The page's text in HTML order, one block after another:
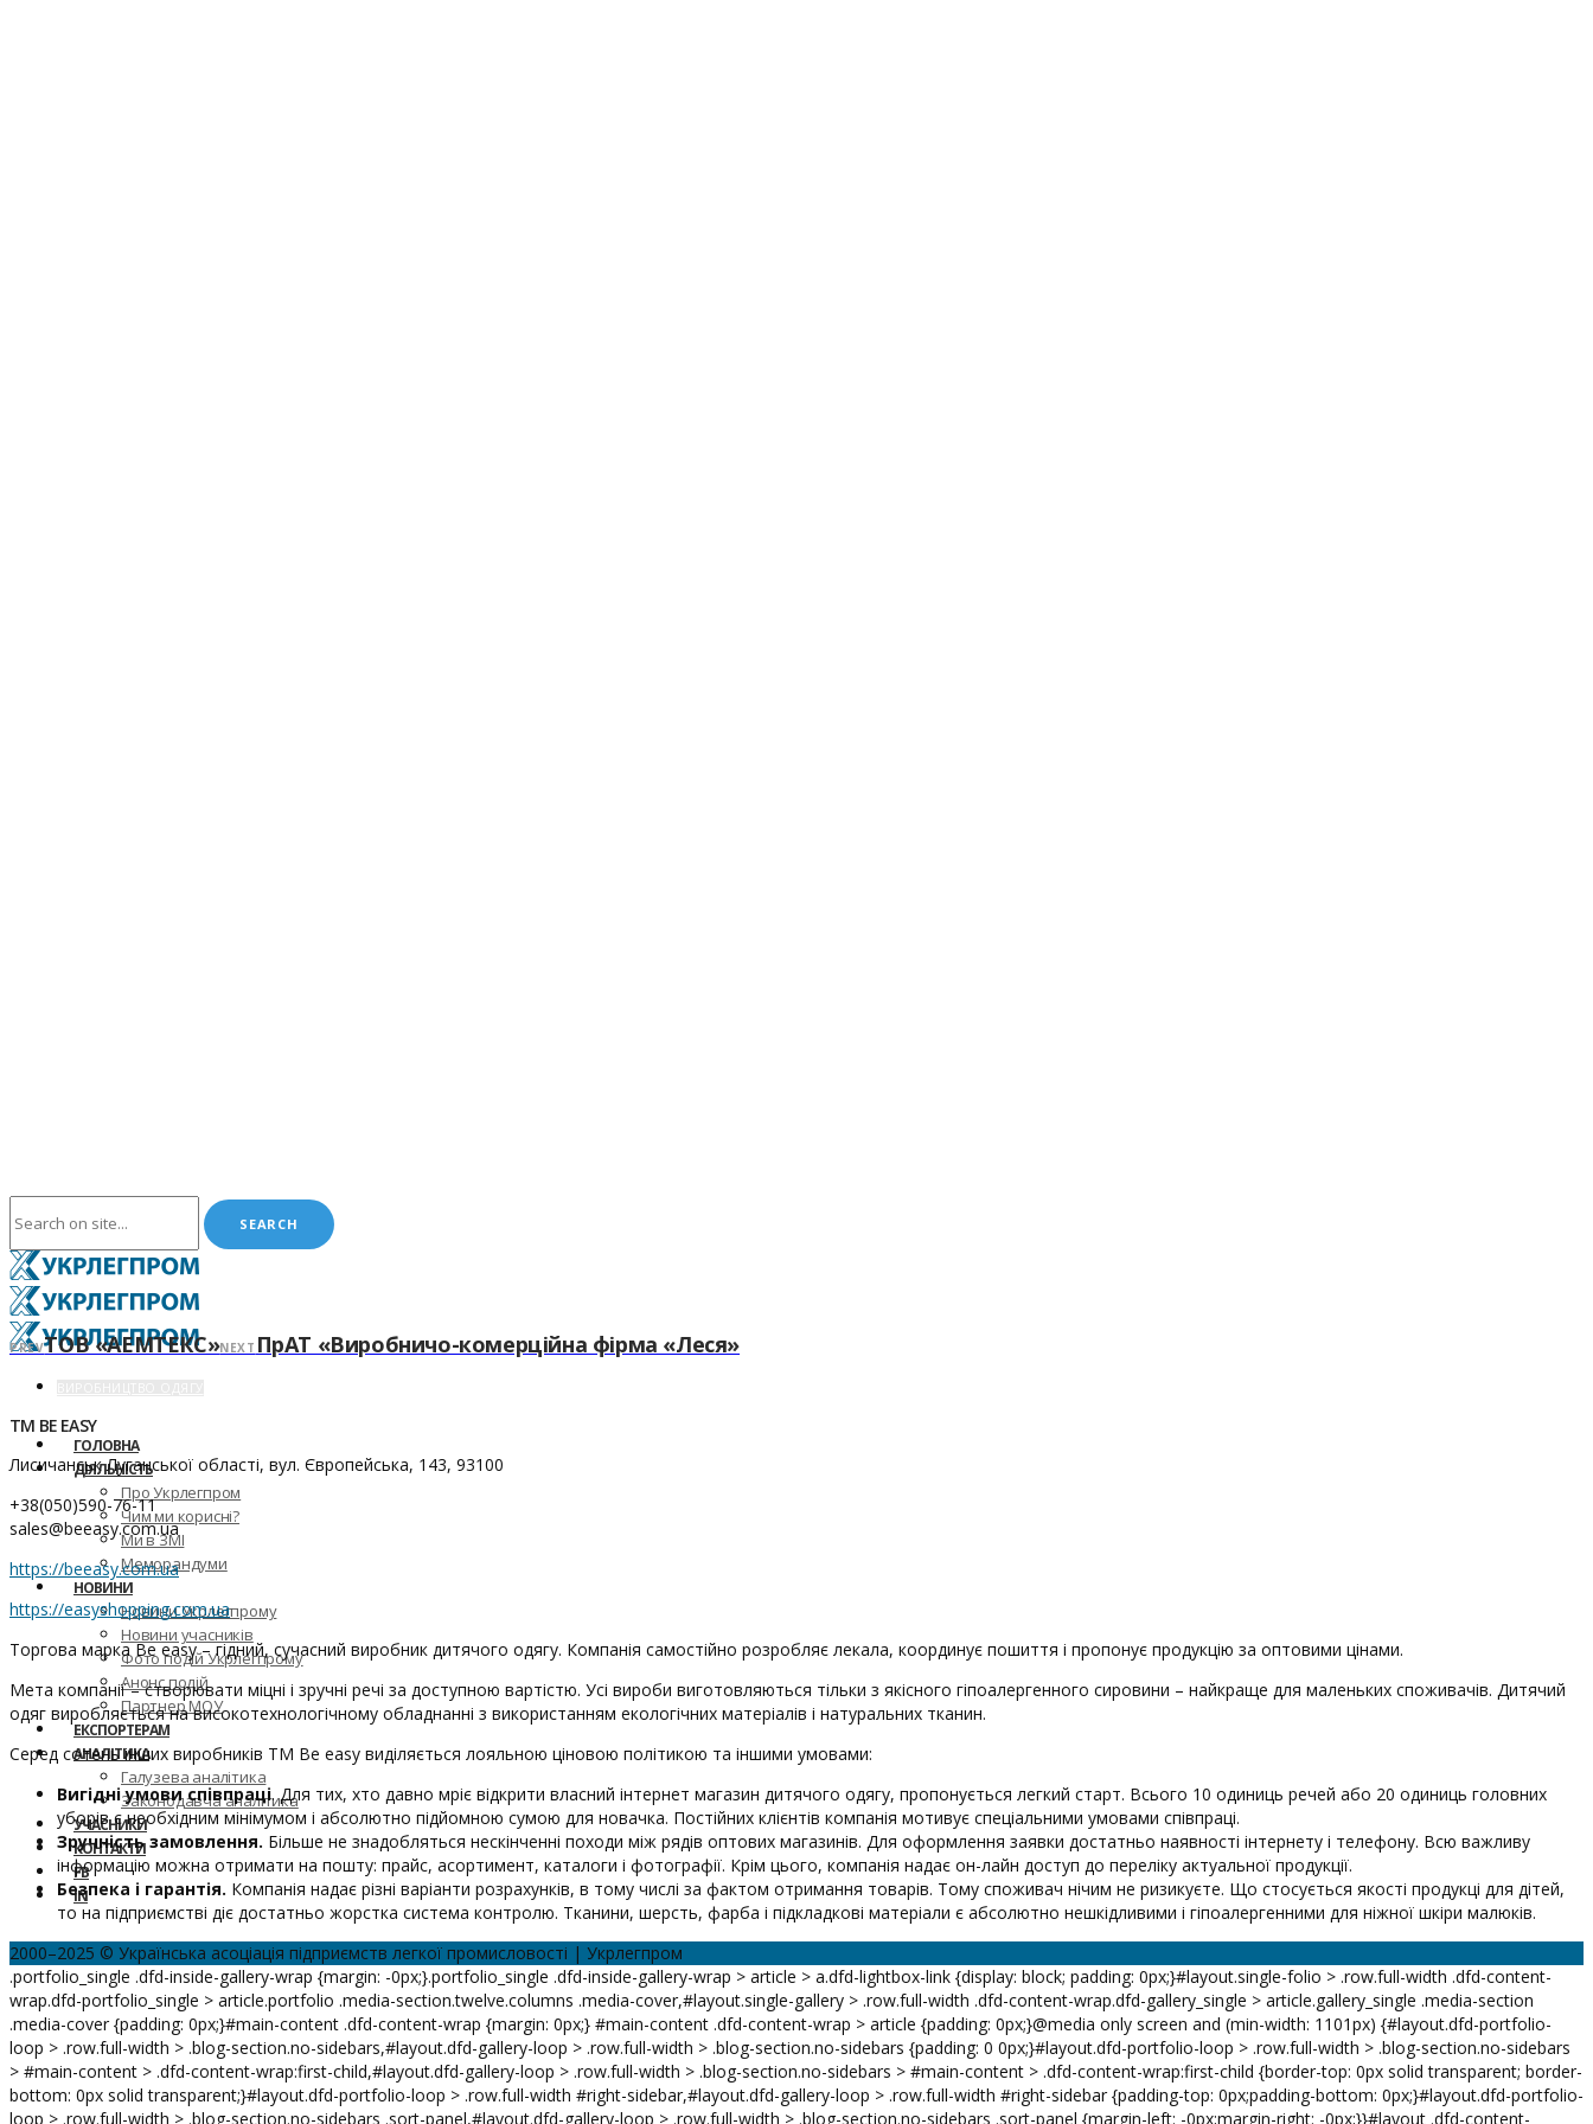
ГОЛОВНА
ДІЯЛЬНІСТЬ
Про Укрлегпром
Чим ми корисні?
Ми в ЗМІ
Меморандуми
НОВИНИ
Новини Укрлегпрому
Новини учасників
Фото подій Укрлегпрому
Анонс подій
Партнер МОУ
ЕКСПОРТЕРАМ
АНАЛІТИКА
Галузева аналітика
Законодавча аналітика
УЧАСНИКИ
КОНТАКТИ
FB
IN
PREVТОВ «АЕМТЕКС»NEXT ПрАТ «Виробничо-комерційна фірма «Леся»
ТМ ВE EASY
Лисичанськ Луганської області, вул. Європейська, 143, 93100
+38(050)590-76-11
sales@beeasy.com.ua
https://beeasy.com.ua
https://easyshopping.com.ua
Торгова марка Be easy – гідний, сучасний виробник дитячого одягу. Компанія самостійно розробляє лекала, координує пошиття і пропонує продукцію за оптовими цінами.
Мета компанії – створювати міцні і зручні речі за доступною вартістю. Усі вироби виготовляються тільки з якісного гіпоалергенного сировини – найкраще для маленьких споживачів. Дитячий
одяг виробляється на високотехнологічному обладнанні з використанням екологічних матеріалів і натуральних тканин.
Серед сотень інших виробників ТМ Be easy виділяється лояльною ціновою політикою та іншими умовами:
Вигідні умови співпраці. Для тих, хто давно мріє відкрити власний інтернет магазин дитячого одягу, пропонується легкий старт. Всього 10 одиниць речей або 20 одиниць головних
уборів є необхідним мінімумом і абсолютно підйомною сумою для новачка. Постійних клієнтів компанія мотивує спеціальними умовами співпраці.
Зручність замовлення. Більше не знадобляться нескінченні походи між рядів оптових магазинів. Для оформлення заявки достатньо наявності інтернету і телефону. Всю важливу
інформацію можна отримати на пошту: прайс, асортимент, каталоги і фотографії. Крім цього, компанія надає он-лайн доступ до переліку актуальної продукції.
Безпека і гарантія. Компанія надає різні варіанти розрахунків, в тому числі за фактом отримання товарів. Тому споживач нічим не ризикуєте. Що стосується якості продукці для дітей,
то на підприємстві діє достатньо жорстка система контролю. Тканини, шерсть, фарба і підкладкові матеріали є абсолютно нешкідливими і гіпоалергенними для ніжної шкіри малюків.
2000–2025 © Українська асоціація підприємств легкої промисловості | Укрлегпром
.portfolio_single .dfd-inside-gallery-wrap {margin: -0px;}.portfolio_single .dfd-inside-gallery-wrap > article > a.dfd-lightbox-link {display: block; padding: 0px;}#layout.single-folio > .row.full-width .dfd-content-
wrap.dfd-portfolio_single > article.portfolio .media-section.twelve.columns .media-cover,#layout.single-gallery > .row.full-width .dfd-content-wrap.dfd-gallery_single > article.gallery_single .media-section
.media-cover {padding: 0px;}#main-content .dfd-content-wrap {margin: 0px;} #main-content .dfd-content-wrap > article {padding: 0px;}@media only screen and (min-width: 1101px) {#layout.dfd-portfolio-
loop > .row.full-width > .blog-section.no-sidebars,#layout.dfd-gallery-loop > .row.full-width > .blog-section.no-sidebars {padding: 0 0px;}#layout.dfd-portfolio-loop > .row.full-width > .blog-section.no-sidebars
> #main-content > .dfd-content-wrap:first-child,#layout.dfd-gallery-loop > .row.full-width > .blog-section.no-sidebars > #main-content > .dfd-content-wrap:first-child {border-top: 0px solid transparent; border-
bottom: 0px solid transparent;}#layout.dfd-portfolio-loop > .row.full-width #right-sidebar,#layout.dfd-gallery-loop > .row.full-width #right-sidebar {padding-top: 0px;padding-bottom: 0px;}#layout.dfd-portfolio-
loop > .row.full-width > .blog-section.no-sidebars .sort-panel,#layout.dfd-gallery-loop > .row.full-width > .blog-section.no-sidebars .sort-panel {margin-left: -0px;margin-right: -0px;}}#layout .dfd-content-